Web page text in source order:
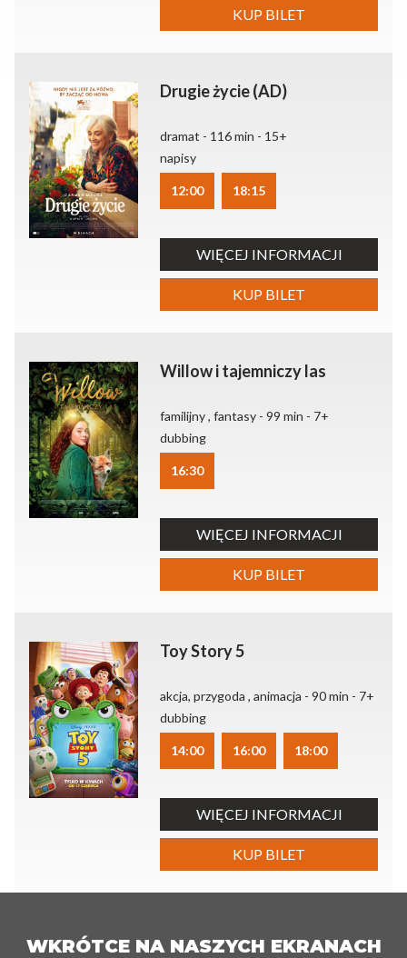
KUP BILET
Drugie życie (AD)
dramat - 116 min - 15+
napisy
12:00 18:15
WIĘCEJ INFORMACJI
KUP BILET
Willow i tajemniczy las
familijny , fantasy - 99 min - 7+
dubbing
16:30
WIĘCEJ INFORMACJI
KUP BILET
Toy Story 5
akcja, przygoda , animacja - 90 min - 7+
dubbing
14:00 16:00 18:00
WIĘCEJ INFORMACJI
KUP BILET
WKRÓTCE NA NASZYCH EKRANACH